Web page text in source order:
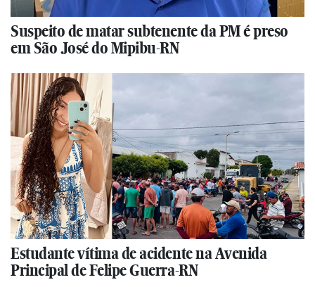
Suspeito de matar subtenente da PM é preso
em São José do Mipibu-RN
Estudante vítima de acidente na Avenida
Principal de Felipe Guerra-RN